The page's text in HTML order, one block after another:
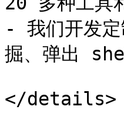
- 我们开发定
掘、弹出